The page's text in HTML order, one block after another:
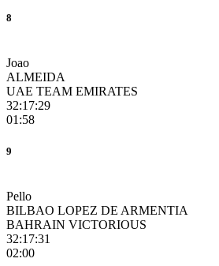
8
Joao
ALMEIDA
UAE TEAM EMIRATES
32:17:29
01:58
9
Pello
BILBAO LOPEZ DE ARMENTIA
BAHRAIN VICTORIOUS
32:17:31
02:00